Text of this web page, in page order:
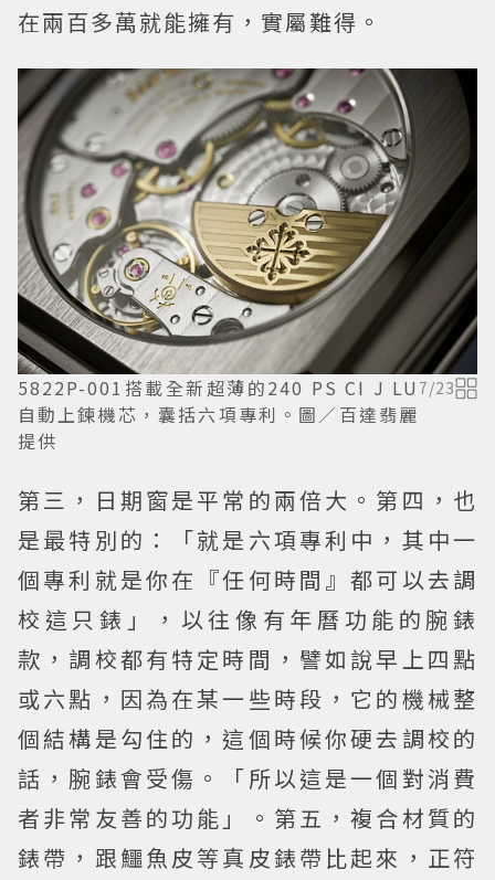
在兩百多萬就能擁有，實屬難得。
5822P-001搭載全新超薄的240 PS CI J LU
自動上鍊機芯，囊括六項專利。圖／百達翡麗
提供
7/23
第三，日期窗是平常的兩倍大。第四，也
是最特別的：「就是六項專利中，其中一
個專利就是你在『任何時間』都可以去調
校這只錶」，以往像有年曆功能的腕錶
款，調校都有特定時間，譬如說早上四點
或六點，因為在某一些時段，它的機械整
個結構是勾住的，這個時候你硬去調校的
話，腕錶會受傷。「所以這是一個對消費
者非常友善的功能」。第五，複合材質的
錶帶，跟鱷魚皮等真皮錶帶比起來，正符